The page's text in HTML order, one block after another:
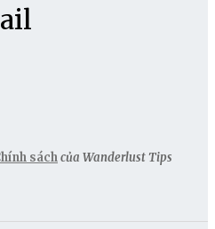
sáchcủa Wanderlust Tips